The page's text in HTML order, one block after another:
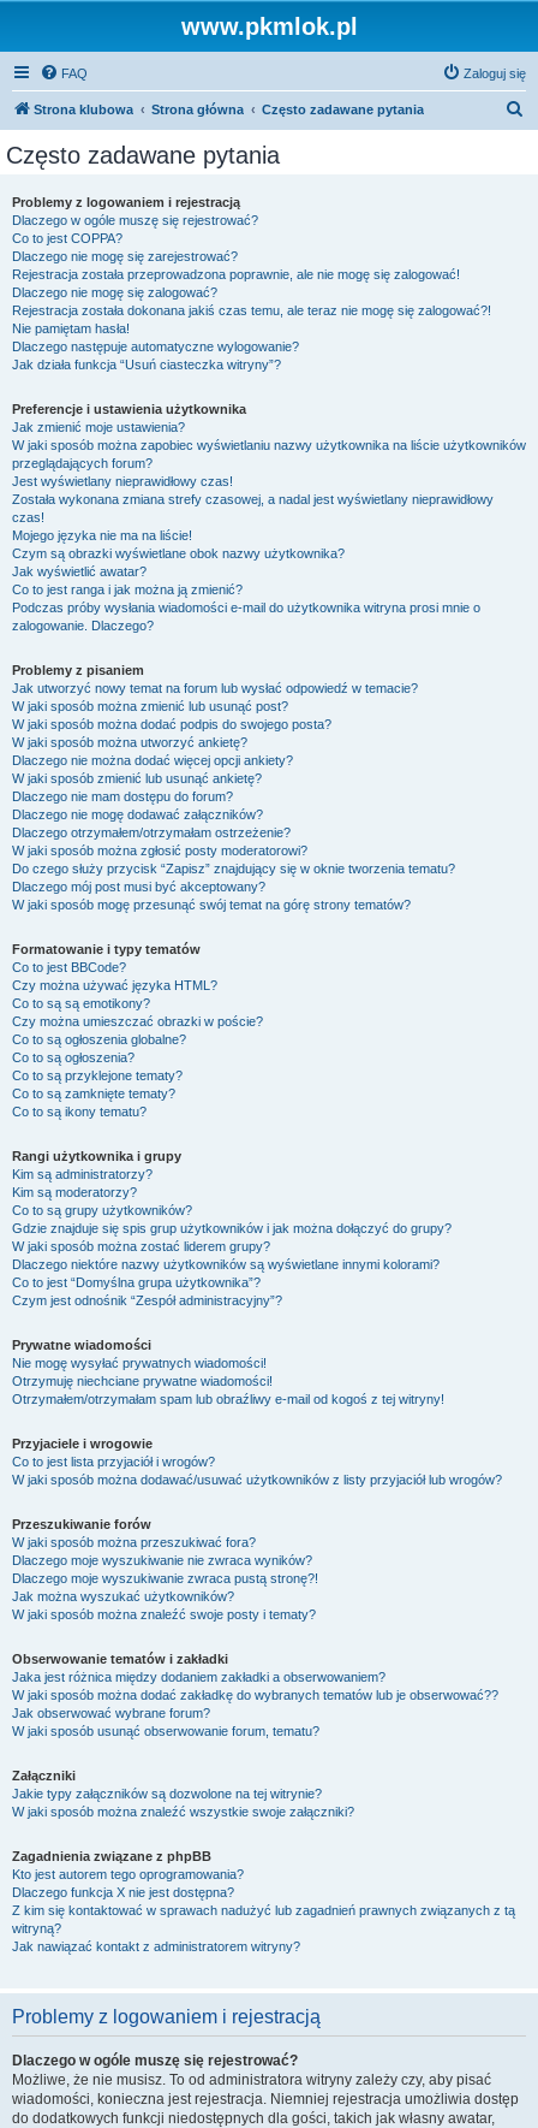
www.pkmlok.pl
FAQ Zaloguj się
Strona klubowa Strona główna Często zadawane pytania
Często zadawane pytania
Problemy z logowaniem i rejestracją
Dlaczego w ogóle muszę się rejestrować?
Co to jest COPPA?
Dlaczego nie mogę się zarejestrować?
Rejestracja została przeprowadzona poprawnie, ale nie mogę się zalogować!
Dlaczego nie mogę się zalogować?
Rejestracja została dokonana jakiś czas temu, ale teraz nie mogę się zalogować?!
Nie pamiętam hasła!
Dlaczego następuje automatyczne wylogowanie?
Jak działa funkcja “Usuń ciasteczka witryny”?
Preferencje i ustawienia użytkownika
Jak zmienić moje ustawienia?
W jaki sposób można zapobiec wyświetlaniu nazwy użytkownika na liście użytkowników
przeglądających forum?
Jest wyświetlany nieprawidłowy czas!
Została wykonana zmiana strefy czasowej, a nadal jest wyświetlany nieprawidłowy
czas!
Mojego języka nie ma na liście!
Czym są obrazki wyświetlane obok nazwy użytkownika?
Jak wyświetlić awatar?
Co to jest ranga i jak można ją zmienić?
Podczas próby wysłania wiadomości e-mail do użytkownika witryna prosi mnie o
zalogowanie. Dlaczego?
Problemy z pisaniem
Jak utworzyć nowy temat na forum lub wysłać odpowiedź w temacie?
W jaki sposób można zmienić lub usunąć post?
W jaki sposób można dodać podpis do swojego posta?
W jaki sposób można utworzyć ankietę?
Dlaczego nie można dodać więcej opcji ankiety?
W jaki sposób zmienić lub usunąć ankietę?
Dlaczego nie mam dostępu do forum?
Dlaczego nie mogę dodawać załączników?
Dlaczego otrzymałem/otrzymałam ostrzeżenie?
W jaki sposób można zgłosić posty moderatorowi?
Do czego służy przycisk “Zapisz” znajdujący się w oknie tworzenia tematu?
Dlaczego mój post musi być akceptowany?
W jaki sposób mogę przesunąć swój temat na górę strony tematów?
Formatowanie i typy tematów
Co to jest BBCode?
Czy można używać języka HTML?
Co to są są emotikony?
Czy można umieszczać obrazki w poście?
Co to są ogłoszenia globalne?
Co to są ogłoszenia?
Co to są przyklejone tematy?
Co to są zamknięte tematy?
Co to są ikony tematu?
Rangi użytkownika i grupy
Kim są administratorzy?
Kim są moderatorzy?
Co to są grupy użytkowników?
Gdzie znajduje się spis grup użytkowników i jak można dołączyć do grupy?
W jaki sposób można zostać liderem grupy?
Dlaczego niektóre nazwy użytkowników są wyświetlane innymi kolorami?
Co to jest “Domyślna grupa użytkownika”?
Czym jest odnośnik “Zespół administracyjny”?
Prywatne wiadomości
Nie mogę wysyłać prywatnych wiadomości!
Otrzymuję niechciane prywatne wiadomości!
Otrzymałem/otrzymałam spam lub obraźliwy e-mail od kogoś z tej witryny!
Przyjaciele i wrogowie
Co to jest lista przyjaciół i wrogów?
W jaki sposób można dodawać/usuwać użytkowników z listy przyjaciół lub wrogów?
Przeszukiwanie forów
W jaki sposób można przeszukiwać fora?
Dlaczego moje wyszukiwanie nie zwraca wyników?
Dlaczego moje wyszukiwanie zwraca pustą stronę?!
Jak można wyszukać użytkowników?
W jaki sposób można znaleźć swoje posty i tematy?
Obserwowanie tematów i zakładki
Jaka jest różnica między dodaniem zakładki a obserwowaniem?
W jaki sposób można dodać zakładkę do wybranych tematów lub je obserwować??
Jak obserwować wybrane forum?
W jaki sposób usunąć obserwowanie forum, tematu?
Załączniki
Jakie typy załączników są dozwolone na tej witrynie?
W jaki sposób można znaleźć wszystkie swoje załączniki?
Zagadnienia związane z phpBB
Kto jest autorem tego oprogramowania?
Dlaczego funkcja X nie jest dostępna?
Z kim się kontaktować w sprawach nadużyć lub zagadnień prawnych związanych z tą
witryną?
Jak nawiązać kontakt z administratorem witryny?
Problemy z logowaniem i rejestracją
Dlaczego w ogóle muszę się rejestrować?
Możliwe, że nie musisz. To od administratora witryny zależy czy, aby pisać
wiadomości, konieczna jest rejestracja. Niemniej rejestracja umożliwia dostęp
do dodatkowych funkcji niedostępnych dla gości, takich jak własny awatar,